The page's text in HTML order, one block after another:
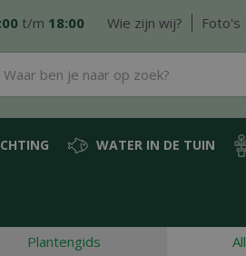
t/m 18:00 Wie zijn wij? Foto's
WATER IN DE TUIN
Plantengids